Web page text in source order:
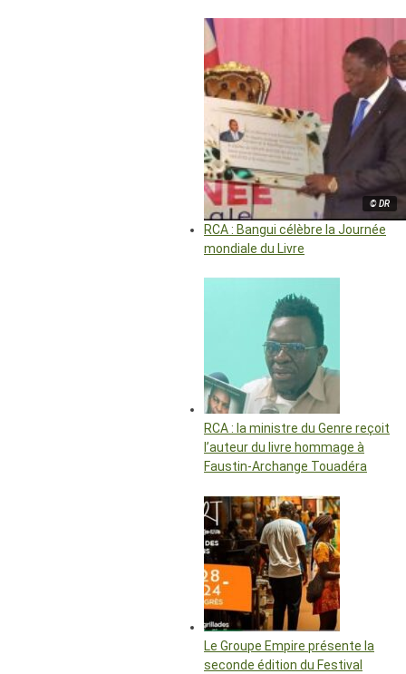
© DR
RCA : Bangui célèbre la Journée
mondiale du Livre
RCA : la ministre du Genre reçoit
l’auteur du livre hommage à
Faustin-Archange Touadéra
Le Groupe Empire présente la
seconde édition du Festival